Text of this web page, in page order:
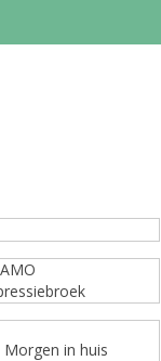
Morgen in huis